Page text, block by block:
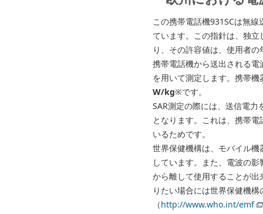
この携帯電話機931SCは無
ています。この指針は、独
り、その許容値は、使用者
携帯電話機から送出される
を用いて測定します。携帯機
W/kg※です。
SAR測定の際には、送信電
となります。これは、携帯
いるためです。
世界保健機構は、モバイル
しています。また、電波の
から離して使用することが
りたい場合には世界保健機
（http://www.who.int/emf